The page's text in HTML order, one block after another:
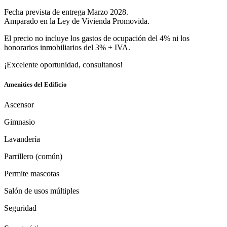
Fecha prevista de entrega Marzo 2028.
Amparado en la Ley de Vivienda Promovida.
El precio no incluye los gastos de ocupación del 4% ni los
honorarios inmobiliarios del 3% + IVA.
¡Excelente oportunidad, consultanos!
Amenities del Edificio
Ascensor
Gimnasio
Lavandería
Parrillero (común)
Permite mascotas
Salón de usos múltiples
Seguridad